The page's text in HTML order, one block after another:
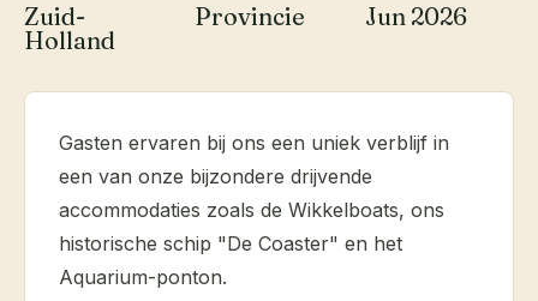
Zuid-
Holland
Provincie Jun 2026
Gasten ervaren bij ons een uniek verblijf in
een van onze bijzondere drijvende
accommodaties zoals de Wikkelboats, ons
historische schip "De Coaster" en het
Aquarium-ponton.